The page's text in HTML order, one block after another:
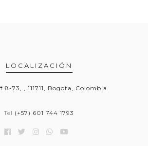
LOCALIZACIÓN
8-73, , 111711, Bogota, Colombia
Tel (+57) 601 744 1793